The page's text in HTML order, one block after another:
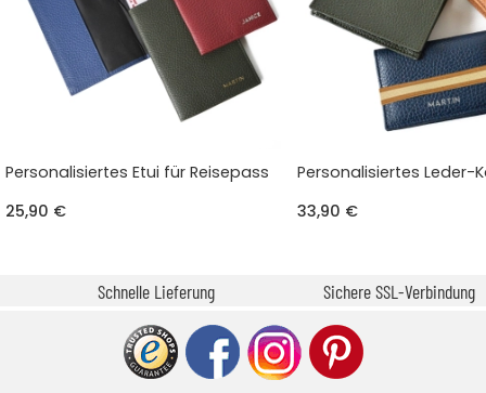
Personalisiertes Etui für Reisepass
25,90 €
Personalisiertes Leder-
33,90 €
Schnelle Lieferung Sichere SSL-Verbindung